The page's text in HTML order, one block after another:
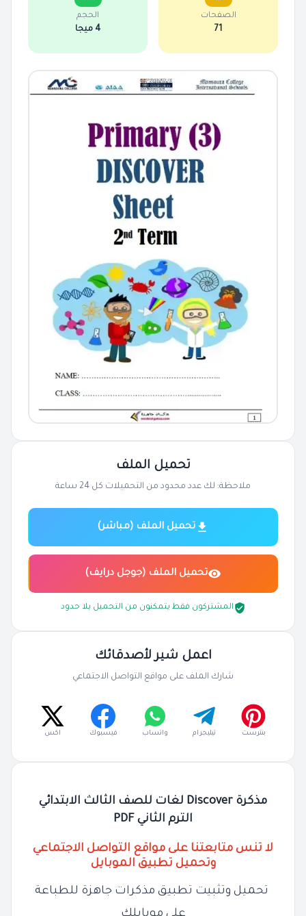
الصفحات
71
الحجم
4 ميجا
مذكرة Discover لغات للصف الثالث الابتدائي
الترم الثاني PDF
لا تنس متابعتنا على مواقع التواصل الاجتماعي
وتحميل تطبيق الموبايل
تحميل وتثبيت تطبيق مذكرات جاهزة للطباعة
تحميل الملف
ملاحظة: لك عدد محدود من التحميلات كل 24 ساعة
تحميل الملف (مباشر)
تحميل الملف (جوجل درايف)
المشتركون فقط يتمكنون من التحميل بلا حدود
اعمل شير لأصدقائك
شارك الملف على مواقع التواصل الاجتماعي
بنترست تيليجرام واتساب فيسبوك اكس